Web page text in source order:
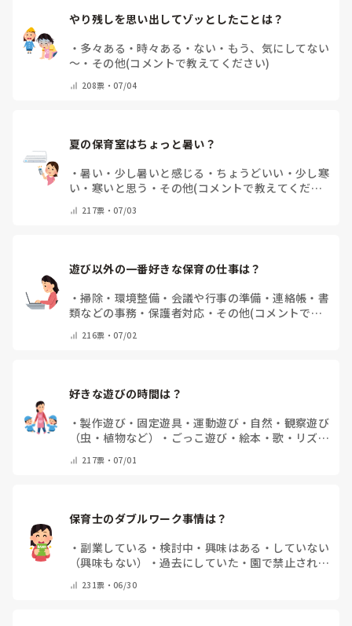
やり残しを思い出してゾッとしたことは？
・ 多々ある ・時々ある ・ ない ・ もう、気にしてない
～ ・ その他(コメントで教えてください)
208票・07/04
夏の保育室はちょっと暑い？
・暑い ・ 少し暑いと感じる ・ ちょうどいい ・ 少し寒
い ・ 寒いと思う ・ その他(コメントで教えてくださ
い) 217票・07/03
遊び以外の一番好きな保育の仕事は？
・掃除・環境整備 ・ 会議や行事の準備 ・連絡帳・書
類などの事務 ・ 保護者対応 ・ その他(コメントで教
えてください)
216票・07/02
好きな遊びの時間は？
・製作遊び・ 固定遊具・運動遊び・ 自然・観察遊び
（虫・植物など）
・ ごっこ遊び ・ 絵本・歌・リズム
遊び217票・07/01
保育士のダブルワーク事情は？
・ 副業している ・ 検討中・興味はある ・ していない
（興味もない）
・過去にしていた ・ 園で禁止されて
いる231票・06/30